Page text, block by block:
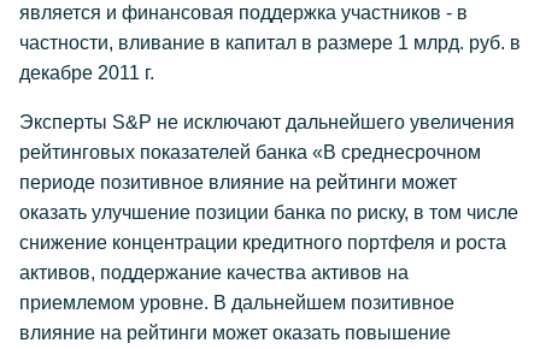
является и финансовая поддержка участников - в
частности, вливание в капитал в размере 1 млрд. руб. в
декабре 2011 г.
Эксперты S&P не исключают дальнейшего увеличения
рейтинговых показателей банка «В среднесрочном
периоде позитивное влияние на рейтинги может
оказать улучшение позиции банка по риску, в том числе
снижение концентрации кредитного портфеля и роста
активов, поддержание качества активов на
приемлемом уровне. В дальнейшем позитивное
влияние на рейтинги может оказать повышение